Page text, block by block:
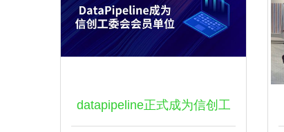
datapipeline正式成为信创工